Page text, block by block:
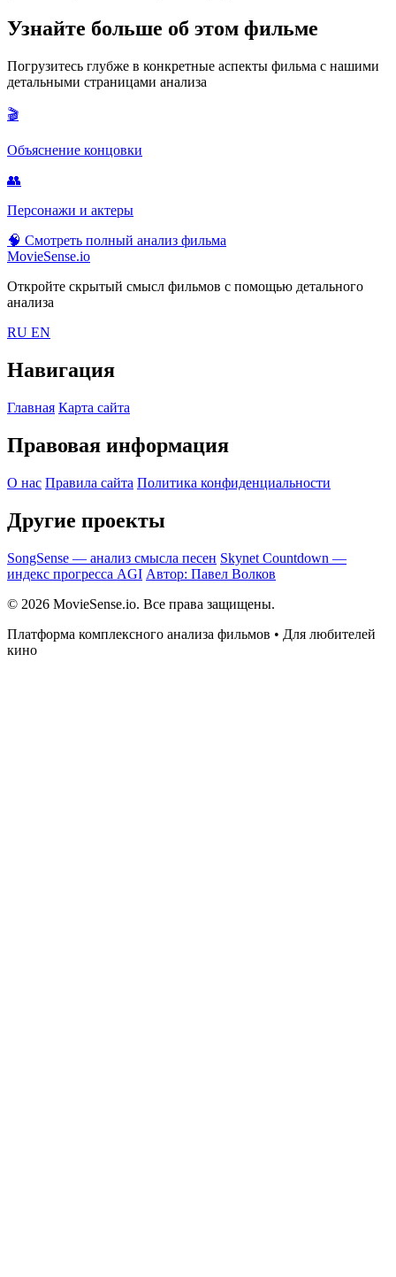
Узнайте больше об этом фильме
Погрузитесь глубже в конкретные аспекты фильма с нашими
детальными страницами анализа
🎬
Объяснение концовки
👥
Персонажи и актеры
🧠 Смотреть полный анализ фильма
MovieSense.io
Откройте скрытый смысл фильмов с помощью детального
анализа
RU EN
Навигация
Главная Карта сайта
Правовая информация
О нас Правила сайта Политика конфиденциальности
Другие проекты
SongSense — анализ смысла песен Skynet Countdown —
индекс прогресса AGI Автор: Павел Волков
© 2026 MovieSense.io. Все права защищены.
Платформа комплексного анализа фильмов • Для любителей
кино